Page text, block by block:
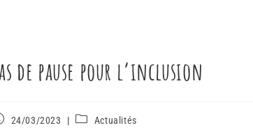
de pause pour l’inclusion
24/03/2023 Actualités